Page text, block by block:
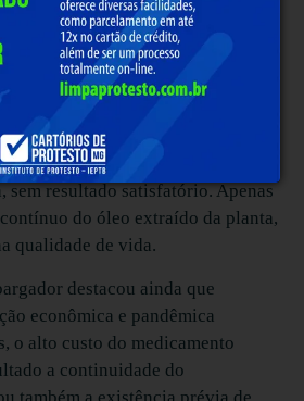
pelo paciente", observou o
desembargador destacou que a
produtos derivados
desde os 5 anos de idade,
medicamentos convencionais para
sem resultado satisfatório. Apenas
do óleo extraído da planta,
qualidade de vida.
destacou ainda que
econômica e pandêmica
o alto custo do medicamento
a continuidade do
também a existência prévia de